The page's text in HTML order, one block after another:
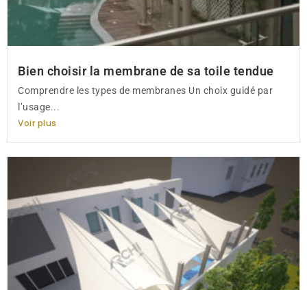
Bien choisir la membrane de sa toile tendue
Comprendre les types de membranes Un choix guidé par
l’usage...
Voir plus